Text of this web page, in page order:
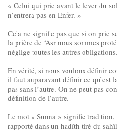
« Celui qui prie avant le lever du
n’entrera pas en Enfer. »
Cela ne signifie pas que si on prie
la prière de ‘Asr nous sommes
néglige toutes les autres obligations.
En vérité, si nous voulons définir
il faut auparavant définir ce qu’est
pas sans l’autre. On ne peut pas
définition de l’autre.
Le mot « Sunna » signifie
rapporté dans un hadîth tiré du